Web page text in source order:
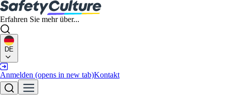
Erfahren Sie mehr über...
DE
Anmelden (opens in new tab)Kontakt